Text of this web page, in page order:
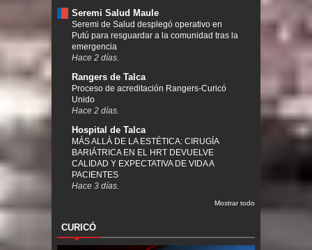
Seremi Salud Maule
Seremi de Salud desplegó operativo en
Putú para resguardar a la comunidad tras la
emergencia
Hace 2 días.
Rangers de Talca
Proceso de acreditación Rangers-Curicó
Unido
Hace 2 días.
Hospital de Talca
MÁS ALLÁ DE LA ESTÉTICA: CIRUGÍA
BARIÁTRICA EN EL HRT DEVUELVE
CALIDAD Y EXPECTATIVA DE VIDA A
PACIENTES
Hace 3 días.
Mostrar todo
CURICÓ